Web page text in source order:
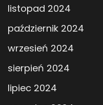
listopad 2024
październik 2024
wrzesień 2024
sierpień 2024
lipiec 2024